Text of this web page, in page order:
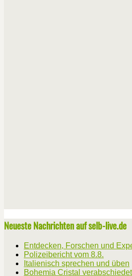
Neueste Nachrichten auf selb-live.de
Entdecken, Forschen und
Polizeibericht vom 8.8.
Italienisch sprechen und üben
Bohemia Cristal